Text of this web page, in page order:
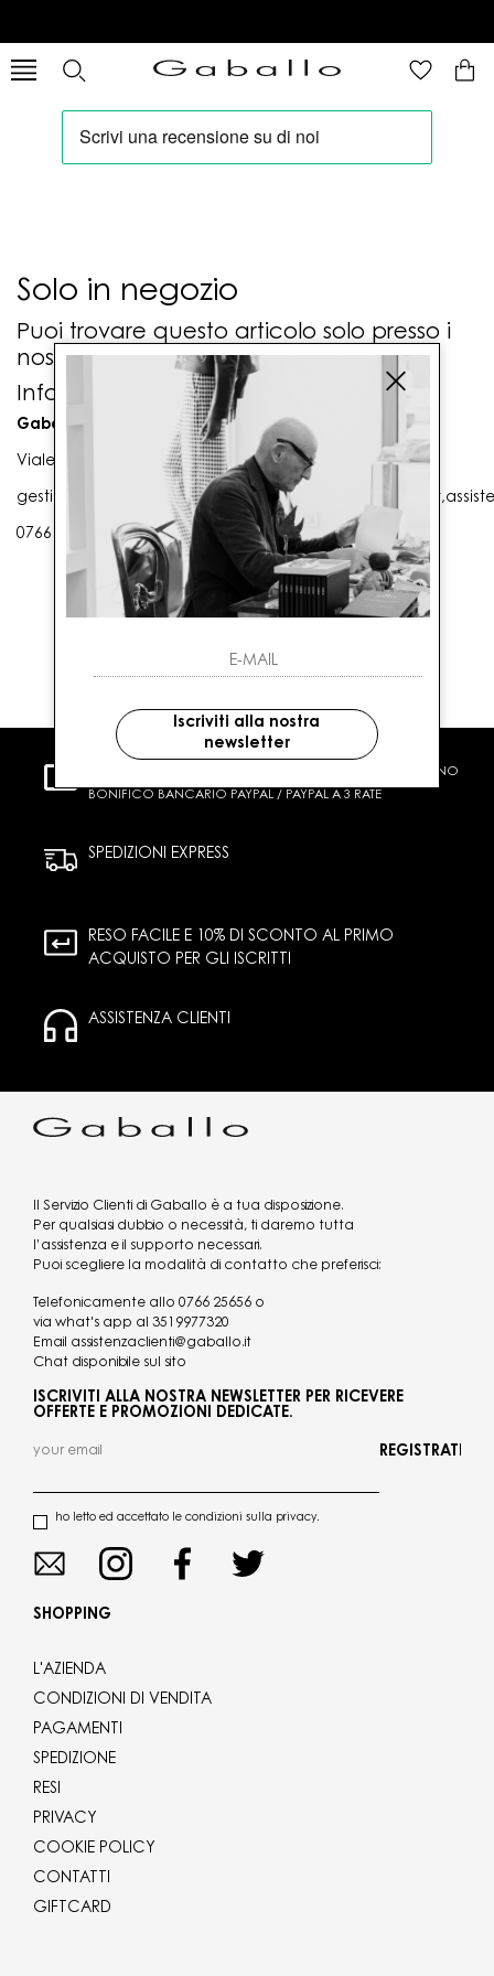
Solo in negozio
Puoi trovare questo articolo solo presso i
nostri punti vendita:
Info contatti
Gaballo Mario srl
Viale G. Matteotti n. 23 00053 Civitavecchia (RM)
0766 25656
CARTA DI CREDITO CONTRASSEGNO
BONIFICO BANCARIO PAYPAL / PAYPAL A 3 RATE
SPEDIZIONI EXPRESS
RESO FACILE E 10% DI SCONTO AL PRIMO
ACQUISTO PER GLI ISCRITTI
ASSISTENZA CLIENTI
Il Servizio Clienti di Gaballo è a tua disposizione.
Per qualsiasi dubbio o necessità, ti daremo tutta
l’assistenza e il supporto necessari.
Puoi scegliere la modalità di contatto che preferisci:
Telefonicamente allo 0766 25656 o
via what's app al 3519977320
Email assistenzaclienti@gaballo.it
Chat disponibile sul sito
ISCRIVITI ALLA NOSTRA NEWSLETTER PER RICEVERE
OFFERTE E PROMOZIONI DEDICATE.
ho letto ed accettato le condizioni sulla privacy.
REGISTRATI
SHOPPING
L'AZIENDA
CONDIZIONI DI VENDITA
PAGAMENTI
SPEDIZIONE
RESI
PRIVACY
COOKIE POLICY
CONTATTI
GIFTCARD
Iscriviti alla nostra
newsletter